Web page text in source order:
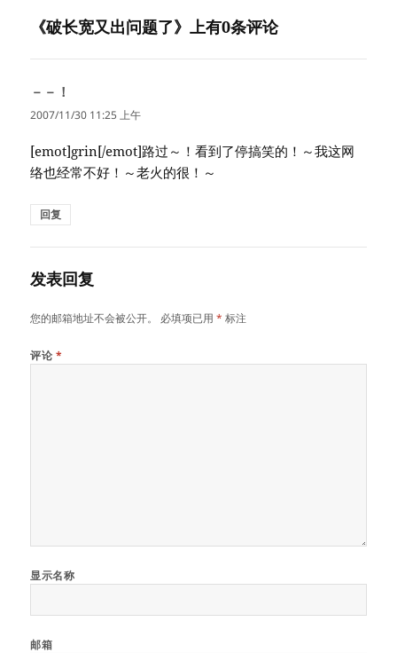
《破长宽又出问题了》上有0条评论
－－！
道：
2007/11/30 11:25 上午
[emot]grin[/emot]路过～！看到了停搞笑的！～我这网
络也经常不好！～老火的很！～
回复
发表回复
您的邮箱地址不会被公开。 必填项已用* 标注
评论 *
显示名称
邮箱